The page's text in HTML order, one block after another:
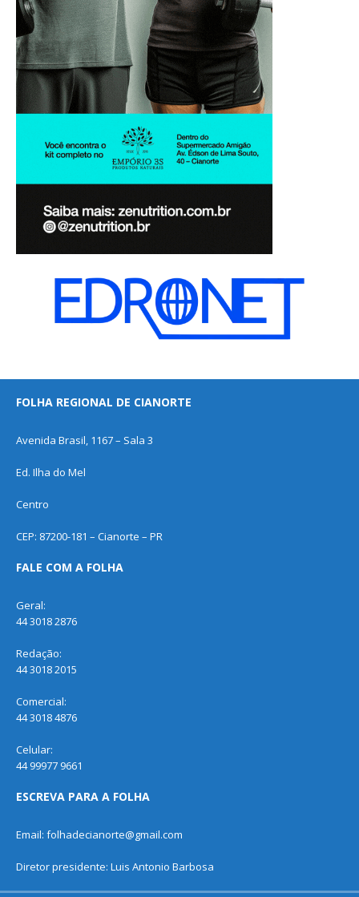
FOLHA REGIONAL DE CIANORTE
Avenida Brasil, 1167 – Sala 3
Ed. Ilha do Mel
Centro
CEP: 87200-181 – Cianorte – PR
FALE COM A FOLHA
Geral:
44 3018 2876
Redação:
44 3018 2015
Comercial:
44 3018 4876
Celular:
44 99977 9661
ESCREVA PARA A FOLHA
Email: folhadecianorte@gmail.com
Diretor presidente: Luis Antonio Barbosa